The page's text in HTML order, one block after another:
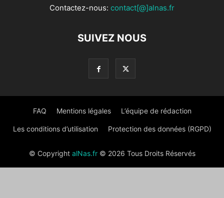
Contactez-nous: contact[@]alnas.fr
SUIVEZ NOUS
FAQ Mentions légales L’équipe de rédaction
Les conditions d’utilisation Protection des données (RGPD)
© Copyright alNas.fr© 2026 Tous Droits Réservés